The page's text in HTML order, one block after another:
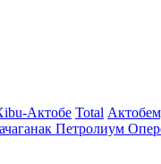
Актобе Total
Петролиум